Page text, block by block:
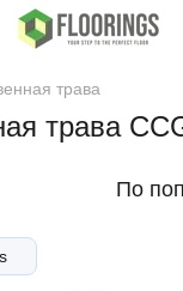
трава
трава
По